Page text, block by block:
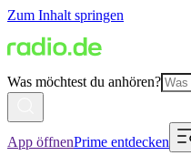
Zum Inhalt springen
Was möchtest du anhören?
App öffnenPrime entdecken